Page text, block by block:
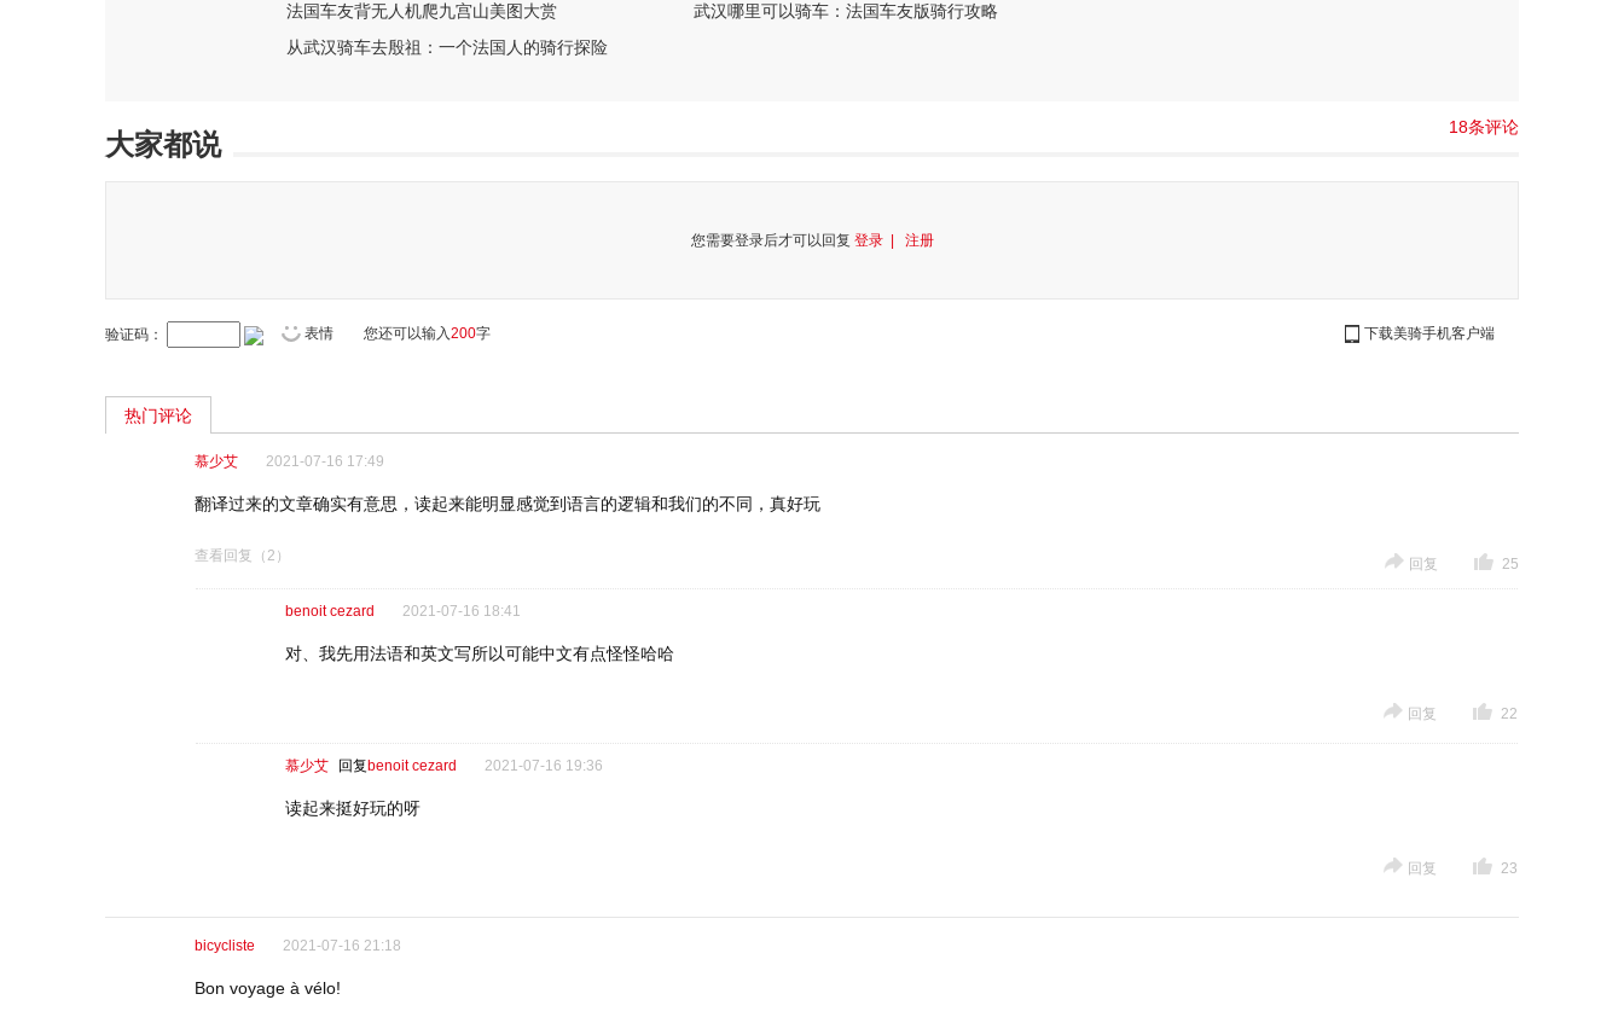
法国车友背无人机爬九宫山美图大赏
武汉哪里可以骑车：法国车友版骑行攻略
从武汉骑车去殷祖：一个法国人的骑行探险
大家都说
18条评论
您需要登录后才可以回复 登录 | 注册
验证码： 表情 下载美骑手机客户端
您还可以输入200字
热门评论
慕少艾 2021-07-16 17:49
翻译过来的文章确实有意思，读起来能明显感觉到语言的逻辑和我们的不同，真好玩
查看回复 （2） 25
回复
benoit cezard 2021-07-16 18:41
对、我先用法语和英文写所以可能中文有点怪怪哈哈
22
回复
慕少艾 回复benoit cezard 2021-07-16 19:36
读起来挺好玩的呀
23
回复
bicycliste 2021-07-16 21:18
Bon voyage à vélo!